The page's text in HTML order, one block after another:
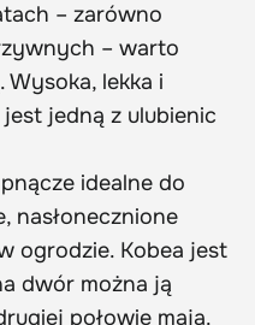
– zarówno
– warto
Wysoka, lekka i
jedną z ulubienic
idealne do
nasłonecznione
ogrodzie. Kobea jest
dwór można ją
połowie maja.